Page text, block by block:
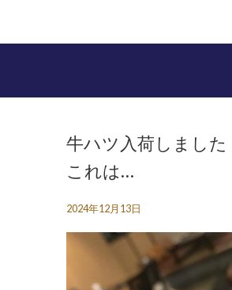
牛ハツ入荷しまし
これは…
2024年12月13日